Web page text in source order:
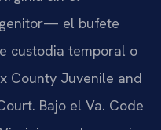
el bufete
custodia temporal o
County Juvenile and
Bajo el Va. Code